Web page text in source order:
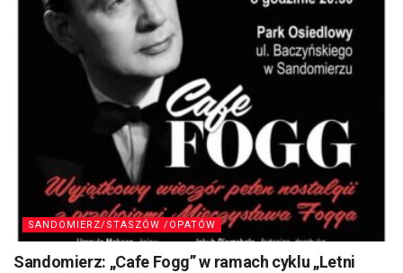
SANDOMIERZ/STASZÓW /OPATÓW
Sandomierz: „Cafe Fogg” w ramach cyklu „Letni